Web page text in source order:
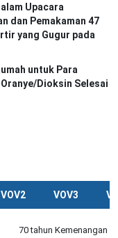
Upacara
dan Pemakaman 47
yang Gugur pada
untuk Para
Oranye/Dioksin Selesai
VOV2 VOV3
70 tahun Kemenangan